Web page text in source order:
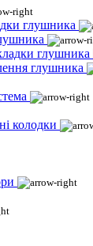
глушника
глушника
глушника
колодки